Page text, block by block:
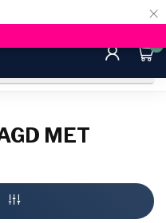
×
Gratis
0
MET